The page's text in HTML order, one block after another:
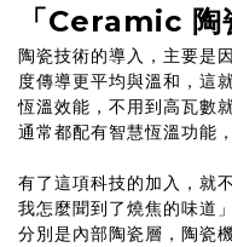
「Ceramic 陶
陶瓷技術的導入，主要是
度傳導更平均與溫和，這
恆溫效能，不用到高瓦數
通常都配有智慧恆溫功能
有了這項科技的加入，就
我怎麼聞到了燒焦的味道
分別是內部陶瓷層，陶瓷